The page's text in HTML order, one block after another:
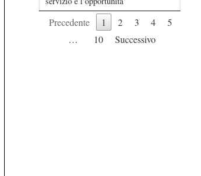
Precedente 1 2 3 4
5
…
10 Successivo